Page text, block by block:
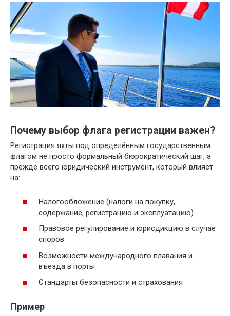
Почему выбор флага регистрации важен?
Регистрация яхты под определённым государственным
флагом не просто формальный бюрократический шаг, а
прежде всего юридический инструмент, который влияет
на:
Налогообложение (налоги на покупку,
содержание, регистрацию и эксплуатацию)
Правовое регулирование и юрисдикцию в случае
споров
Возможности международного плавания и
въезда в порты
Стандарты безопасности и страхования
Пример